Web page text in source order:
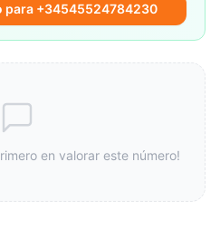
para +34545524784230
en valorar este número!